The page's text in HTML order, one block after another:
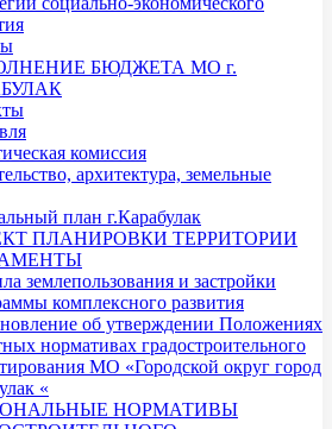
БЮДЖЕТА МО г.
комиссия
архитектура, земельные
план г.Карабулак
ПЛАНИРОВКИ ТЕРРИТОРИИ
землепользования и застройки
комплексного развития
об утверждении Положениях
нормативах градостроительного
МО «Городской округ город
«
НОРМАТИВЫ